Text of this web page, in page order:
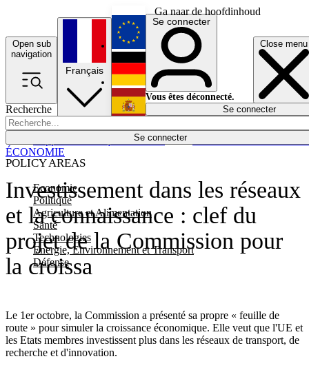
Ga naar de hoofdinhoud
Open sub
navigation
Close menu
Recherche
Se connecter
POLICY AREAS
Economie
Politique
Agriculture et Alimentation
Santé
Technologies
Energie, Environnement et Transport
Défense
Économie
Français
English
Deutsch
Español
Se connecter
Vous êtes déconnecté.
Se connecter
Investissement dans les réseaux
et la connaissance : clef du
projet de la Commission pour
la croissa
Le 1er octobre, la Commission a présenté sa propre « feuille de
route » pour simuler la croissance économique. Elle veut que l'UE et
les Etats membres investissent plus dans les réseaux de transport, de
recherche et d'innovation.
ÉCONOMIE